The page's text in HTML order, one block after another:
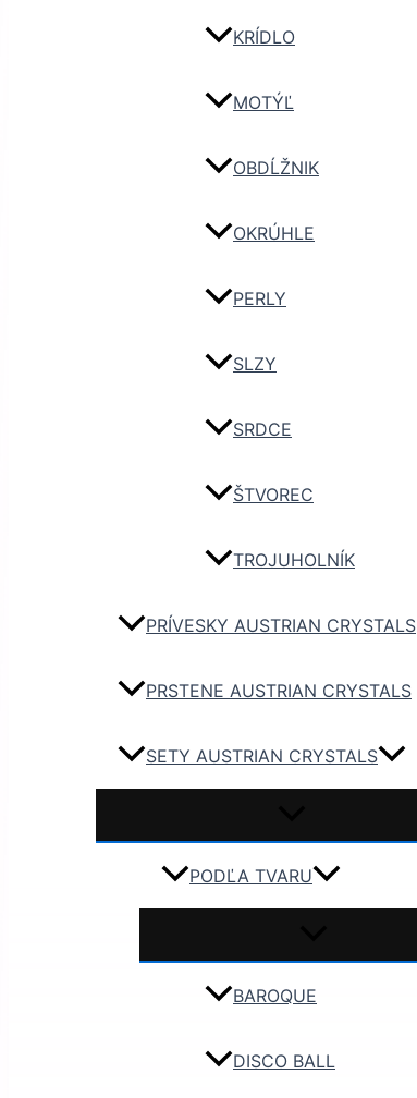
KRÍDLO
MOTÝĽ
OBDĹŽNIK
OKRÚHLE
PERLY
SLZY
SRDCE
ŠTVOREC
TROJUHOLNÍK
PRÍVESKY AUSTRIAN CRYSTALS
PRSTENE AUSTRIAN CRYSTALS
SETY AUSTRIAN CRYSTALS
PODĽA TVARU
BAROQUE
DISCO BALL